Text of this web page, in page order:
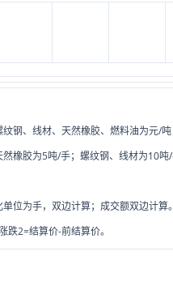
钢、线材、天然橡胶、燃料油为元/
橡胶为5吨/手；螺纹钢、线材为10
位为手，双边计算；成交额双边计算
2=结算价-前结算价。